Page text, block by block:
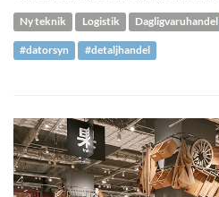
Ny teknik Logistik Dagligvaruhandel
#datorsyn #detaljhandel